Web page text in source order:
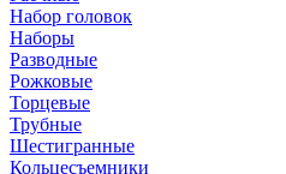
Набор головок
Наборы
Разводные
Рожковые
Торцевые
Трубные
Шестигранные
Кольцесъемники